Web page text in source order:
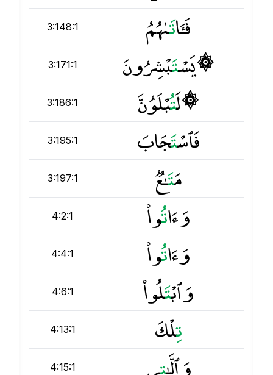
3:148:1 فَـَٔاتَىٰهُمُ
3:171:1 ۞ يَسْتَبْشِرُونَ
3:186:1 ۞ لَتُبْلَوُنَّ
3:195:1 فَٱسْتَجَابَ
3:197:1 مَتَـٰعٌۭ
4:2:1 وَءَاتُوا۟
4:4:1 وَءَاتُوا۟
4:6:1 وَٱبْتَلُوا۟
4:13:1 تِلْكَ
4:15:1